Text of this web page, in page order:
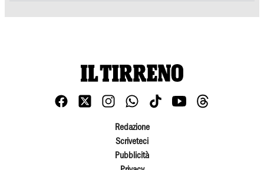
Redazione
Scriveteci
Pubblicità